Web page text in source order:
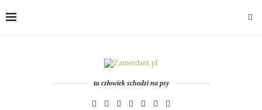
tu człowiek schodzi na psy